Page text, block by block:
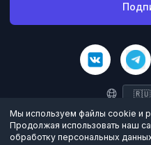
©2026Велес
Мы используем файлы cookie и
Продолжая использовать наш
обработку персональных